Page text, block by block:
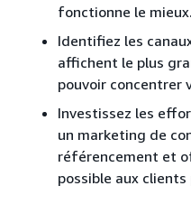
fonctionne le mieux.
Identifiez les
affichent le plus
pouvoir concentrer
Investissez les
un marketing de
référencement et
possible aux